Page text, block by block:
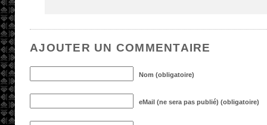
AJOUTER UN COMMENTAIRE
Nom (obligatoire)
eMail (ne sera pas publié) (obligatoire)